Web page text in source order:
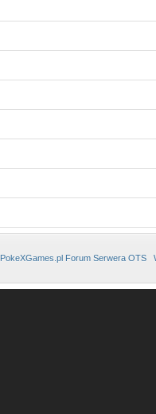
PokeXGames.pl Forum Serwera OTS